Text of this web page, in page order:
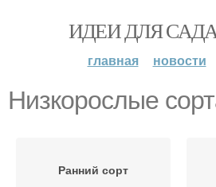
ИДЕИ ДЛЯ
главная новости
Низкорослые
Ранний сорт